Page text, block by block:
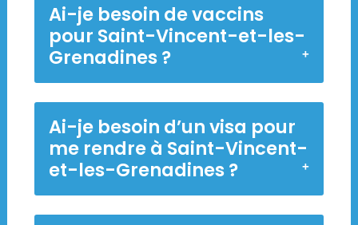
Ai-je besoin de vaccins
pour Saint-Vincent-et-les-
Grenadines ?
Ai-je besoin d’un visa pour
me rendre à Saint-Vincent-
et-les-Grenadines ?